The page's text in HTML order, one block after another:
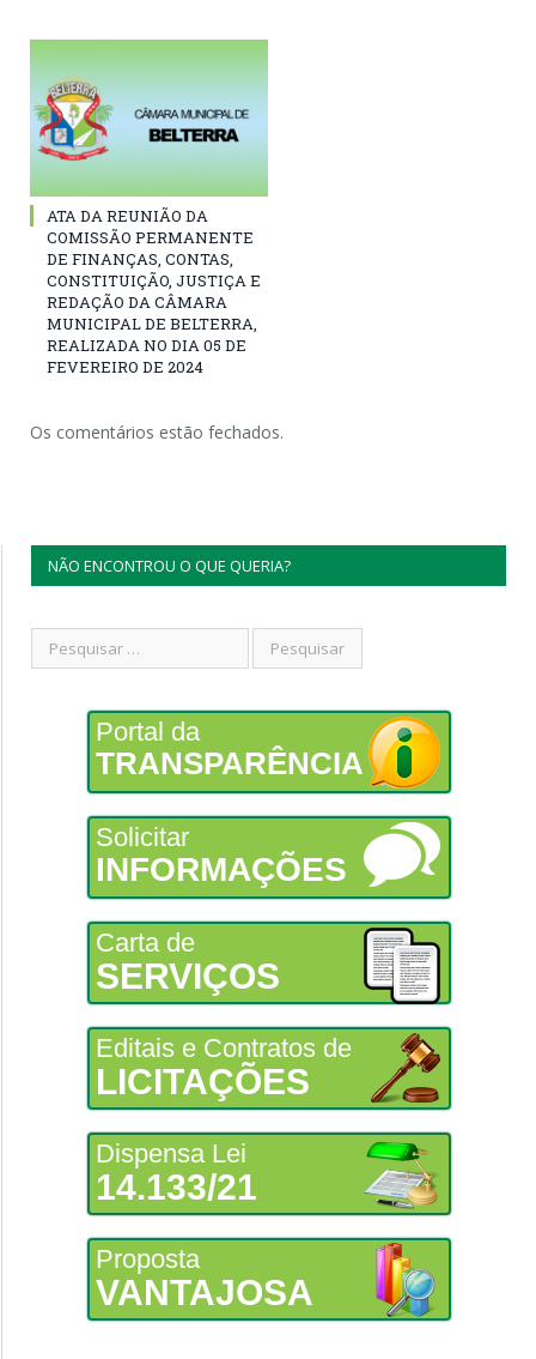
ATA DA REUNIÃO DA
COMISSÃO PERMANENTE
DE FINANÇAS, CONTAS,
CONSTITUIÇÃO, JUSTIÇA E
REDAÇÃO DA CÂMARA
MUNICIPAL DE BELTERRA,
REALIZADA NO DIA 05 DE
FEVEREIRO DE 2024
Os comentários estão fechados.
NÃO ENCONTROU O QUE QUERIA?
Portal da
TRANSPARÊNCIA
Solicitar
INFORMAÇÕES
Carta de
SERVIÇOS
Editais e Contratos de
LICITAÇÕES
Dispensa Lei
14.133/21
Proposta
VANTAJOSA